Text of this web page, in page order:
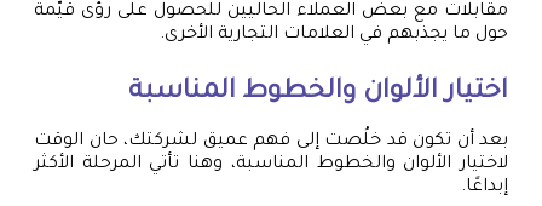
مقابلات مع بعض العملاء الحاليين للحصول على رؤى قيّمة
حول ما يجذبهم في العلامات التجارية الأخرى.
اختيار الألوان والخطوط المناسبة
بعد أن تكون قد خلُصت إلى فهم عميق لشركتك، حان الوقت
لاختيار الألوان والخطوط المناسبة، وهنا تأتي المرحلة الأكثر
إبداعًا.